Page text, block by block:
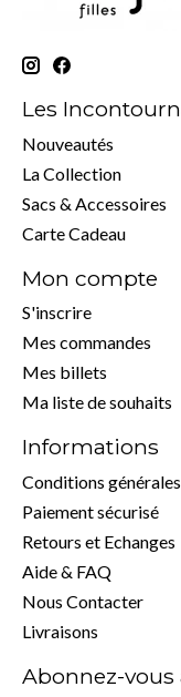
Les
Nouveautés
La Collection
Sacs & Accessoires
Carte Cadeau
Mon compte
S'inscrire
Mes commandes
Mes billets
Ma liste de souhaits
Informations
Conditions générales
Paiement sécurisé
Retours et Echanges
Aide & FAQ
Nous Contacter
Livraisons
Abonnez-